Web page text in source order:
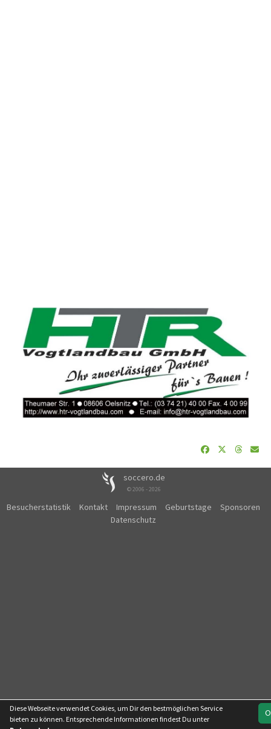
soccero.de
© 2006 - 2026
Besucherstatistik Kontakt Impressum Geburtstage
Sponsoren
Datenschutz
Diese Webseite verwendet Cookies, um Dir den bestmöglichen Service
bieten zu können. Entsprechende Informationen findest Du unter